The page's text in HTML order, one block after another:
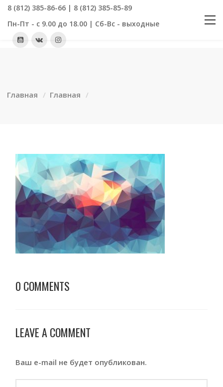
8 (812) 385-86-66 | 8 (812) 385-85-89
Пн-Пт - с 9.00 до 18.00 | Сб-Вс - выходные
Главная Главная
0 COMMENTS
LEAVE A COMMENT
Ваш e-mail не будет опубликован.